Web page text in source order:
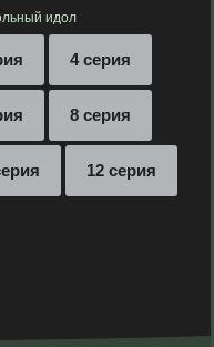
идол
4 серия
8 серия
12 серия